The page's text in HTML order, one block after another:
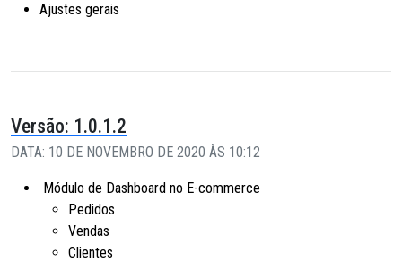
Ajustes gerais
Versão: 1.0.1.2
DATA: 10 DE NOVEMBRO DE 2020 ÀS 10:12
Módulo de Dashboard no E-commerce
Pedidos
Vendas
Clientes